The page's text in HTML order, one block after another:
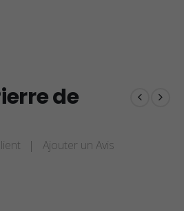
de
| Ajouter un Avis